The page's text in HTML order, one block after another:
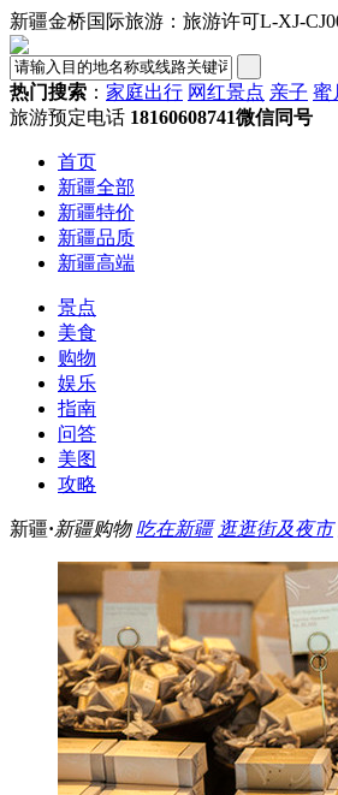
新疆金桥国际旅游：旅游许可L-XJ-
热门搜索 ： 家庭出行 网红景点 亲子 蜜
旅游预定电话 18160608741微信同号
首页
新疆全部
新疆特价
新疆品质
新疆高端
景点
美食
购物
娱乐
指南
问答
美图
攻略
新疆·新疆购物 吃在新疆 逛逛街及夜市